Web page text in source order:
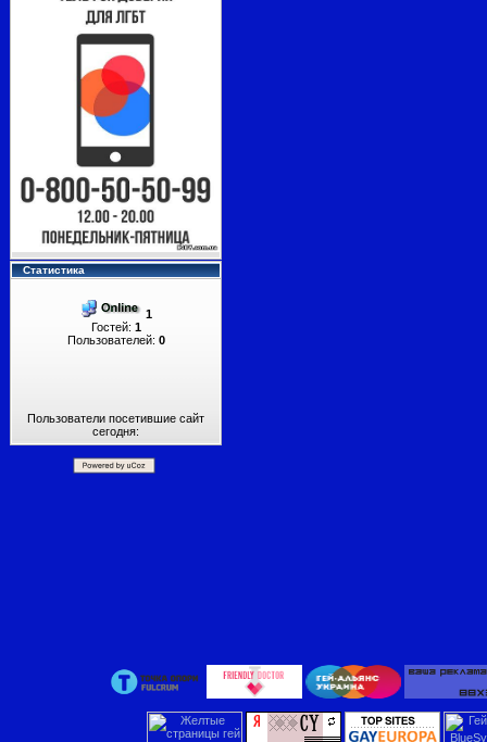
Статистика
1
Гостей: 1
Пользователей: 0
Пользователи посетившие сайт
сегодня: